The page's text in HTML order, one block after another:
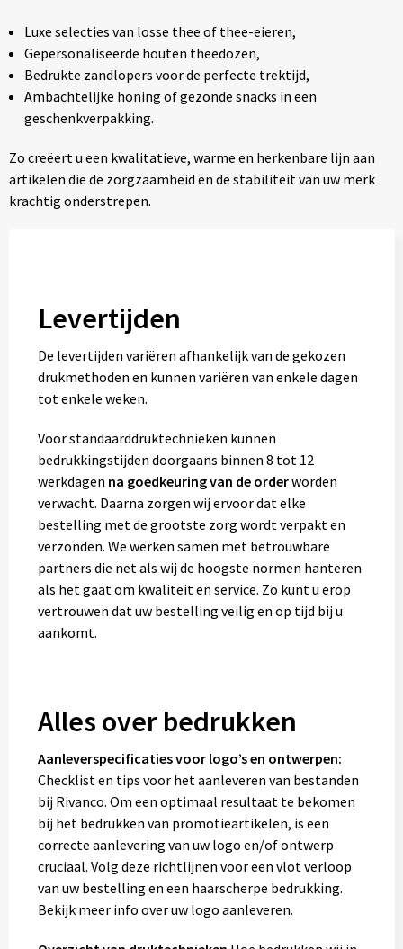
Luxe selecties van losse thee of thee-eieren,
Gepersonaliseerde houten theedozen,
Bedrukte zandlopers voor de perfecte trektijd,
Ambachtelijke honing of gezonde snacks in een
geschenkverpakking.
Zo creëert u een kwalitatieve, warme en herkenbare lijn aan
artikelen die de zorgzaamheid en de stabiliteit van uw merk
krachtig onderstrepen.
Levertijden
De levertijden variëren afhankelijk van de gekozen
drukmethoden en kunnen variëren van enkele dagen
tot enkele weken.
Voor standaarddruktechnieken kunnen
bedrukkingstijden doorgaans binnen 8 tot 12
werkdagen na goedkeuring van de orderworden
verwacht. Daarna zorgen wij ervoor dat elke
bestelling met de grootste zorg wordt verpakt en
verzonden. We werken samen met betrouwbare
partners die net als wij de hoogste normen hanteren
als het gaat om kwaliteit en service. Zo kunt u erop
vertrouwen dat uw bestelling veilig en op tijd bij u
aankomt.
Alles over bedrukken
Aanleverspecificaties voor logo’s en ontwerpen:
Checklist en tips voor het aanleveren van bestanden
bij Rivanco. Om een optimaal resultaat te bekomen
bij het bedrukken van promotieartikelen, is een
correcte aanlevering van uw logo en/of ontwerp
cruciaal. Volg deze richtlijnen voor een vlot verloop
van uw bestelling en een haarscherpe bedrukking.
Bekijk meer info over uw logo aanleveren.